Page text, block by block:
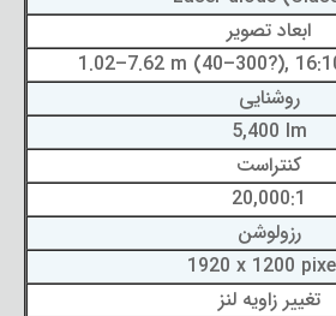
ابعاد تصویر
1.02–7.62 m (40–300?),
روشنایی
5,400 lm
کنتراست
20,000:1
رزولوشن
1920 x 1200
تغییر زاویه لنز